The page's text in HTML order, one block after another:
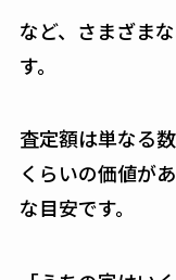
など、さまざま
す。
査定額は単なる
くらいの価値が
な目安です。